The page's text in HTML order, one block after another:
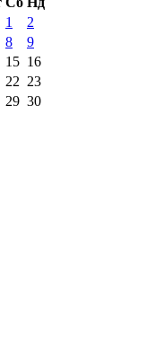
1
2
8
9
15 16
22 23
29 30